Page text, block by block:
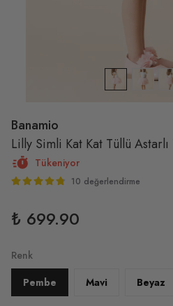
Banamio
Lilly Simli Kat Kat Tüllü
Tükeniyor
10 değerlendirme
₺ 699.90
Renk
Pembe
Mavi Beyaz